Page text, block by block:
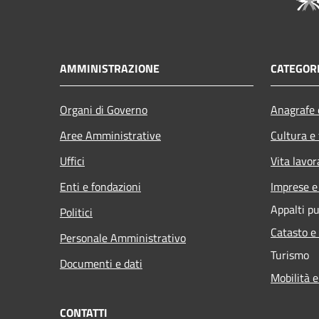
AMMINISTRAZIONE
Organi di Governo
Aree Amministrative
Uffici
Enti e fondazioni
Politici
Personale Amministrativo
Documenti e dati
Cultura
Vita
Imprese
Appalti
Catasto
Turismo
Mobilità
CONTATTI